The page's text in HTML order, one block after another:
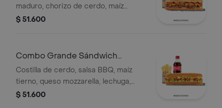
maduro, chorizo de cerdo, maíz
tierno, salsa Qbano, papas y bebida.
$ 51.600
Combo Grande Sándwich
Costilla
Costilla de cerdo, salsa BBQ, maíz
tierno, queso mozzarella, lechuga,
salsa Qbano, acompañamiento y
$ 51.600